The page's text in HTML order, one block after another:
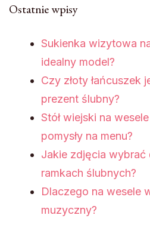
Ostatnie wpisy
Sukienka wizytowa
idealny model?
Czy złoty łańcuszek
prezent ślubny?
Stół wiejski na
pomysły na menu?
Jakie zdjęcia wybrać
ramkach ślubnych?
Dlaczego na wesele
muzyczny?